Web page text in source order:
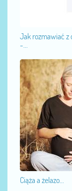
Jak rozmawiać z
-...
Ciąża a żelazo...